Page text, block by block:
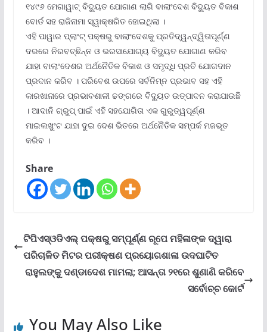
୧୪୯୬ ମେଗାୱାଟ୍ ବିଦ୍ୟୁତ ଯୋଗାଣ ଲାଗି ବାଲାଂଦେଶ ବିଦ୍ୟୁତ ବିକାଶ
ବୋର୍ଡ ସହ ରାଜିନାମା ସ୍ୱାକ୍ଷରିତ ହୋଇଥିଲା ।
ଏହି ପାୱାର ପ୍ଲାଂଟ୍ ପକ୍ଷରୁ ବାଲାଂଦେଶକୁ ପ୍ରତିଦ୍ୱନ୍ଦ୍ୱିତାପୂର୍ଣ୍ଣ
ଦରରେ ନିରବଚ୍ଛିନ୍ନ ଓ ଭରସାଯୋଗ୍ୟ ବିଦ୍ୟୁତ ଯୋଗାଣ କରିବ
ଯାହା ବାଲାଂଦେଶର ଅର୍ଥନୈତିକ ବିକାଶ ଓ ସମୃଦ୍ଧି ପ୍ରତି ଯୋଗଦାନ
ପ୍ରଦାନ କରିବ । ପରିବେଶ ଉପରେ ସର୍ବନିମ୍ନ ପ୍ରଭାବ ସହ ଏହି
କାରଖାନାରେ ପ୍ରଭାବଶାଳୀ ଢଙ୍ଗରେ ବିଦ୍ୟୁତ ଉତ୍ପାଦନ କରାଯାଉଛି
। ଆଦାନି ଗ୍ରୁପ୍ ପାଇଁ ଏହି ସହଯୋଗିତା ଏକ ଗୁରୁତ୍ୱପୂର୍ଣ୍ଣ
ମାଇଲଖୁଂଟ ଯାହା ଦୁଇ ଦେଶ ଭିତରେ ଅର୍ଥନୈତିକ ସମ୍ପର୍କ ମଜଭୂତ
କରିବ ।
Share
ଟିପିଏସ୍ଓଡିଏଲ୍ ପକ୍ଷରୁ ସମ୍ପୂର୍ଣ୍ଣ ରୂପେ ମହିଳାଙ୍କ ଦ୍ୱାରା
ପରିଚାଳିତ ମିଟର ପରୀକ୍ଷଣ ପ୍ରୟୋଗଶାଳା ଉଦଘାଟିତ
ରାହୁଲଙ୍କୁ ଦଣ୍ଡାଦେଶ ମାମଲା; ଆସନ୍ତା ୨୧ରେ ଶୁଣାଣି କରିବେ
ସର୍ବୋଚ୍ଚ କୋର୍ଟ
You May Also Like